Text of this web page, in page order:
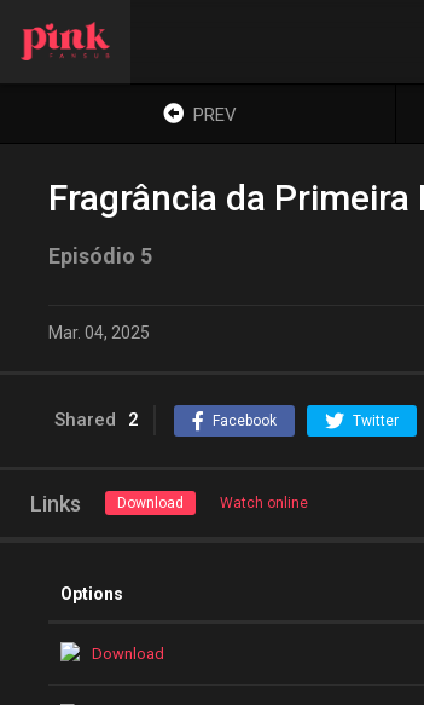
PREV
Fragrância da Primeira
Episódio 5
Mar. 04, 2025
Shared 2 Facebook Twitter
Links Download Watch online
Options
Download